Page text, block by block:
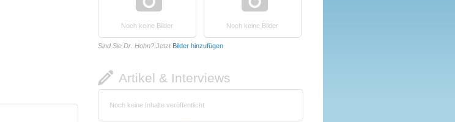
Noch keine Bilder Noch keine Bilder
Sind Sie Dr. Hohn? Jetzt Bilder hinzufügen
Artikel & Interviews
Noch keine Inhalte veröffentlicht